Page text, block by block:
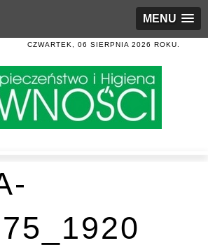
MENU
CZWARTEK, 06 SIERPNIA 2026 ROKU.